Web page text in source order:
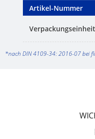
Artikel-Nummer
Verpackungseinheit
*nach DIN 4109-34: 2016-07 bei